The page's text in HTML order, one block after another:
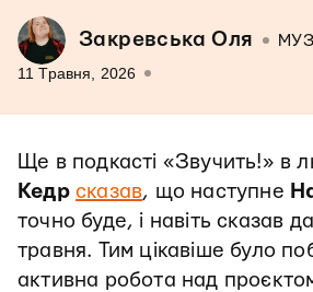
Закревська Оля
11 Травня, 2026
Ще в подкасті «Звучить!» в
Кедр сказав, що наступне
точно буде, і навіть сказав
травня. Тим цікавіше було
активна робота над